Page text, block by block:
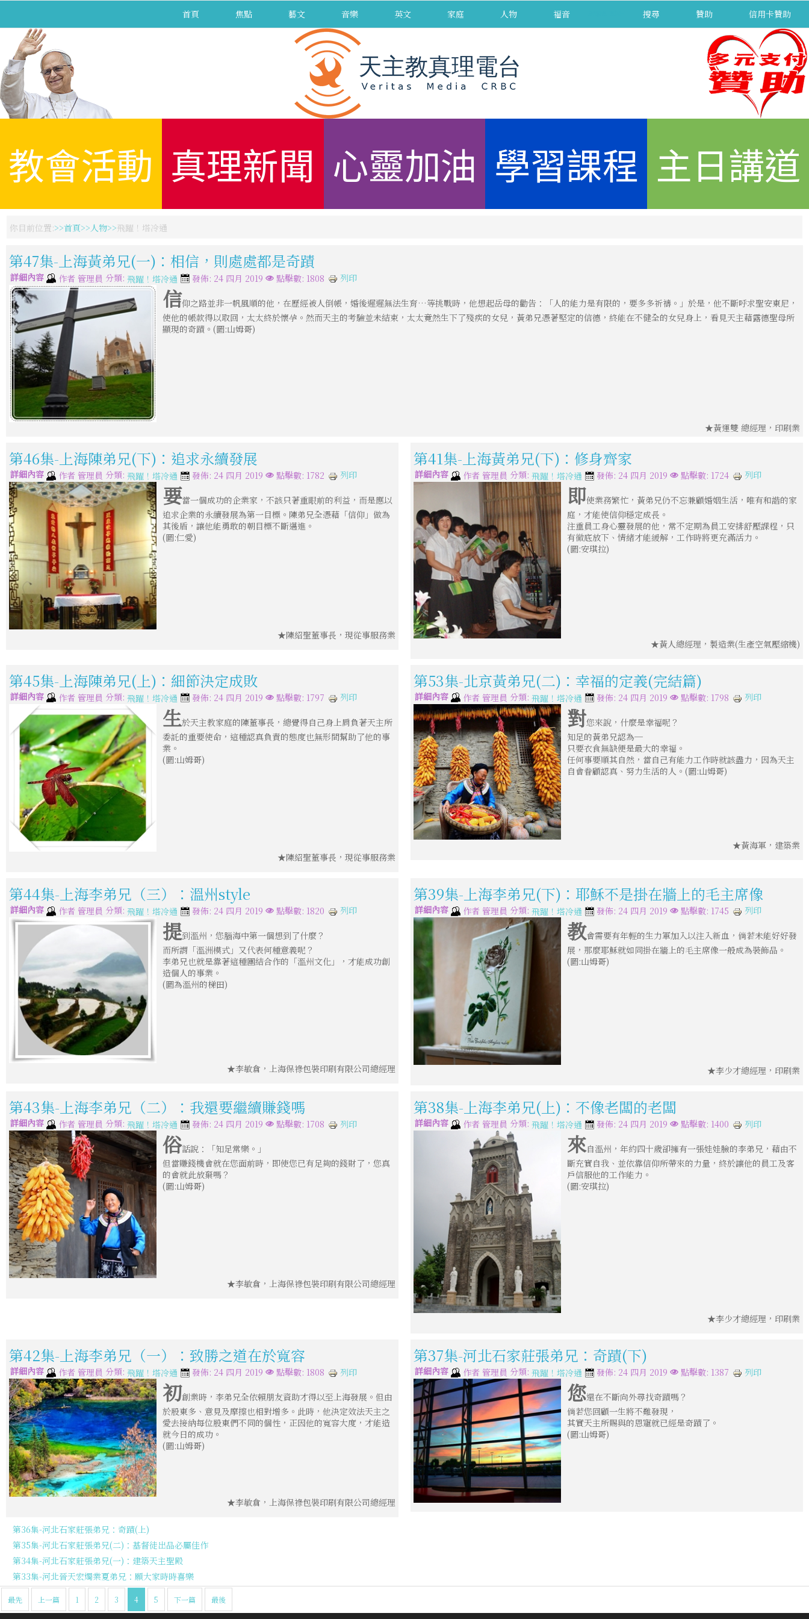
首頁 焦點 藝文 音樂 英文 家庭 人物 福音 搜尋 贊助 信用卡贊助
教會活動 真理新聞 心靈加油 學習課程 主日講道
你目前位置: 首頁 人物 飛躍！塔冷通
第47集-上海黃弟兄(一)：相信，則處處都是奇蹟
詳細內容 作者 管理員 分類: 飛躍！塔冷通 發佈: 24 四月 2019 點擊數: 1808 列印
信仰之路並非一帆風順的他，在歷經被人倒帳，婚後遲遲無法生育…等挑戰時，他想起岳母的勸告：「人的能力是有限的，要多多祈禱。」於是，他不斷呼求聖安東尼，
使他的帳款得以取回，太太終於懷孕。然而天主的考驗並未結束，太太竟然生下了殘疾的女兒，黃弟兄憑著堅定的信德，終能在不健全的女兒身上，看見天主藉露德聖母所
顯現的奇蹟。(圖:山姆哥)
★黃運雙 總經理，印刷業
第46集-上海陳弟兄(下)：追求永續發展
詳細內容 作者 管理員 分類: 飛躍！塔冷通 發佈: 24 四月 2019 點擊數: 1782 列印
要當一個成功的企業家，不該只著重眼前的利益，而是應以
追求企業的永續發展為第一目標。陳弟兄全憑藉「信仰」做為
其後盾，讓他能勇敢的朝目標不斷邁進。
(圖:仁愛)
★陳紹聖董事長，現從事服務業
第41集-上海黃弟兄(下)：修身齊家
詳細內容 作者 管理員 分類: 飛躍！塔冷通 發佈: 24 四月 2019 點擊數: 1724 列印
即使業務繁忙，黃弟兄仍不忘兼顧婚姻生活，唯有和諧的家
庭，才能使信仰穩定成長。
注重員工身心靈發展的他，常不定期為員工安排舒壓課程，只
有徹底放下、情緒才能緩解，工作時將更充滿活力。
(圖:安琪拉)
★黃人總經理，製造業(生產空氣壓縮機)
第45集-上海陳弟兄(上)：細節決定成敗
詳細內容 作者 管理員 分類: 飛躍！塔冷通 發佈: 24 四月 2019 點擊數: 1797 列印
生於天主教家庭的陳董事長，總覺得自己身上肩負著天主所
委託的重要使命，這種認真負責的態度也無形間幫助了他的事
業。
(圖:山姆哥)
★陳紹聖董事長，現從事服務業
第53集-北京黃弟兄(二)：幸福的定義(完結篇)
詳細內容 作者 管理員 分類: 飛躍！塔冷通 發佈: 24 四月 2019 點擊數: 1798 列印
對您來說，什麼是幸福呢？
知足的黃弟兄認為─
只要衣食無缺便是最大的幸福。
任何事要順其自然，當自己有能力工作時就該盡力，因為天主
自會眷顧認真、努力生活的人。(圖:山姆哥)
★黃海軍，建築業
第44集-上海李弟兄（三）：溫州style
詳細內容 作者 管理員 分類: 飛躍！塔冷通 發佈: 24 四月 2019 點擊數: 1820 列印
提到溫州，您腦海中第一個想到了什麼？
而所謂「溫洲模式」又代表何種意義呢？
李弟兄也就是靠著這種團結合作的「溫州文化」，才能成功創
造個人的事業。
(圖為溫州的梯田)
★李敏倉，上海保祿包裝印刷有限公司總經理
第39集-上海李弟兄(下)：耶穌不是掛在牆上的毛主席像
詳細內容 作者 管理員 分類: 飛躍！塔冷通 發佈: 24 四月 2019 點擊數: 1745 列印
教會需要有年輕的生力軍加入以注入新血，倘若未能好好發
展，那麼耶穌就如同掛在牆上的毛主席像一般成為裝飾品。
(圖:山姆哥)
★李少才總經理，印刷業
第43集-上海李弟兄（二）：我還要繼續賺錢嗎
詳細內容 作者 管理員 分類: 飛躍！塔冷通 發佈: 24 四月 2019 點擊數: 1708 列印
俗話說：「知足常樂。」
但當賺錢機會就在您面前時，即使您已有足夠的錢財了，您真
的會就此放棄嗎？
(圖:山姆哥)
★李敏倉，上海保祿包裝印刷有限公司總經理
第38集-上海李弟兄(上)：不像老闆的老闆
詳細內容 作者 管理員 分類: 飛躍！塔冷通 發佈: 24 四月 2019 點擊數: 1400 列印
來自溫州，年約四十歲卻擁有一張娃娃臉的李弟兄，藉由不
斷充實自我、並依靠信仰所帶來的力量，終於讓他的員工及客
戶信服他的工作能力。
(圖:安琪拉)
★李少才總經理，印刷業
第42集-上海李弟兄（一）：致勝之道在於寬容
詳細內容 作者 管理員 分類: 飛躍！塔冷通 發佈: 24 四月 2019 點擊數: 1808 列印
初創業時，李弟兄全依賴朋友資助才得以至上海發展。但由
於股東多、意見及摩擦也相對增多。此時，他決定效法天主之
愛去接納每位股東們不同的個性，正因他的寬容大度，才能造
就今日的成功。
(圖:山姆哥)
★李敏倉，上海保祿包裝印刷有限公司總經理
第37集-河北石家莊張弟兄：奇蹟(下)
詳細內容 作者 管理員 分類: 飛躍！塔冷通 發佈: 24 四月 2019 點擊數: 1387 列印
您還在不斷向外尋找奇蹟嗎？
倘若您回顧一生將不難發現，
其實天主所賜與的恩寵就已經是奇蹟了。
(圖:山姆哥)
第36集-河北石家莊張弟兄：奇蹟(上)
第35集-河北石家莊張弟兄(二)：基督徒出品必屬佳作
第34集-河北石家莊張弟兄(一)：建築天主聖殿
第33集-河北晉天宏燭業夏弟兄：願大家時時喜樂
最先 上一篇 1 2 3 4 5 下一篇 最後